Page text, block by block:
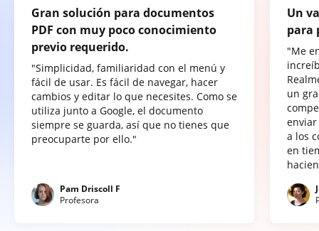
Gran solución para documentos
PDF con muy poco conocimiento
previo requerido.
"Simplicidad, familiaridad con el menú y
fácil de usar. Es fácil de navegar, hacer
cambios y editar lo que necesites. Como se
utiliza junto a Google, el documento
siempre se guarda, así que no tienes que
preocuparte por ello."
Pam Driscoll F
Profesora
Un
para
"Me
un
a los
en